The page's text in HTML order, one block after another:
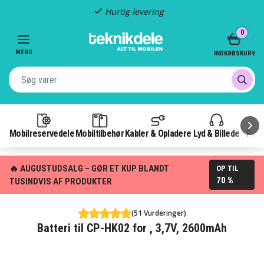
Hurtig levering
MENU
Mobilreservedele Mobiltilbehør Kabler & Opladere Lyd & Billede
0
INDKØBSKURV
🔥 AUGUSTUDSALG – GØR ET KUP BLANDT
TUSINDVIS AF PRODUKTER
OP TIL
70 %
(51 Vurderinger)
Batteri til CP-HK02 for , 3,7V, 2600mAh